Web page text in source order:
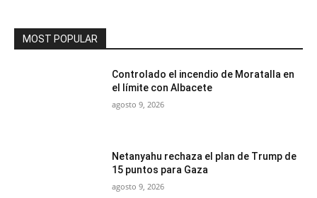
MOST POPULAR
Controlado el incendio de Moratalla en
el límite con Albacete
agosto 9, 2026
Netanyahu rechaza el plan de Trump de
15 puntos para Gaza
agosto 9, 2026